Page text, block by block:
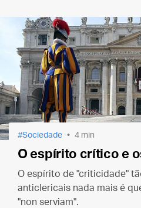
Sociedade 4 min
O espírito crítico e
O espírito de "criticidade"
anticlericais nada mais é
"non serviam".